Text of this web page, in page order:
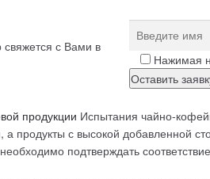
с Вами в
Нажимая
продукции Испытания чайно-
продукты с высокой добавленной
подтверждать